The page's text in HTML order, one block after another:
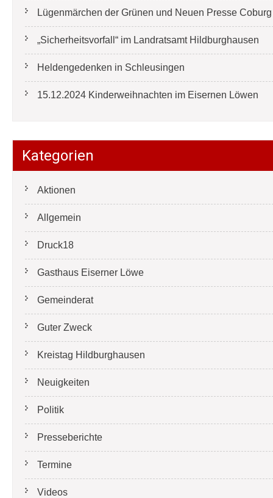
Lügenmärchen der Grünen und Neuen Presse
„Sicherheitsvorfall“ im Landratsamt Hildburghausen
Heldengedenken in Schleusingen
15.12.2024 Kinderweihnachten im Eisernen Löwen
Kategorien
Aktionen
Allgemein
Druck18
Gasthaus Eiserner Löwe
Gemeinderat
Guter Zweck
Kreistag Hildburghausen
Neuigkeiten
Politik
Presseberichte
Termine
Videos